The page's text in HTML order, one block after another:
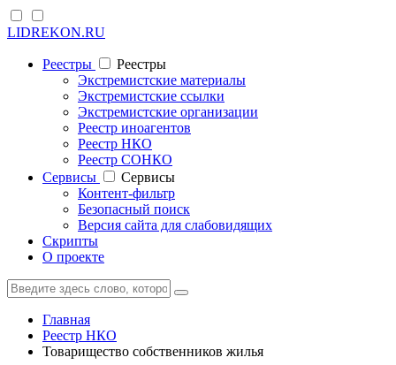
LIDREKON.RU
Реестры
Реестры
Экстремистские материалы
Экстремистские ссылки
Экстремистские организации
Реестр иноагентов
Реестр НКО
Реестр СОНКО
Cервисы
Cервисы
Контент-фильтр
Безопасный поиск
Версия сайта для слабовидящих
Скрипты
О проекте
Главная
Реестр НКО
Товарищество собственников жилья